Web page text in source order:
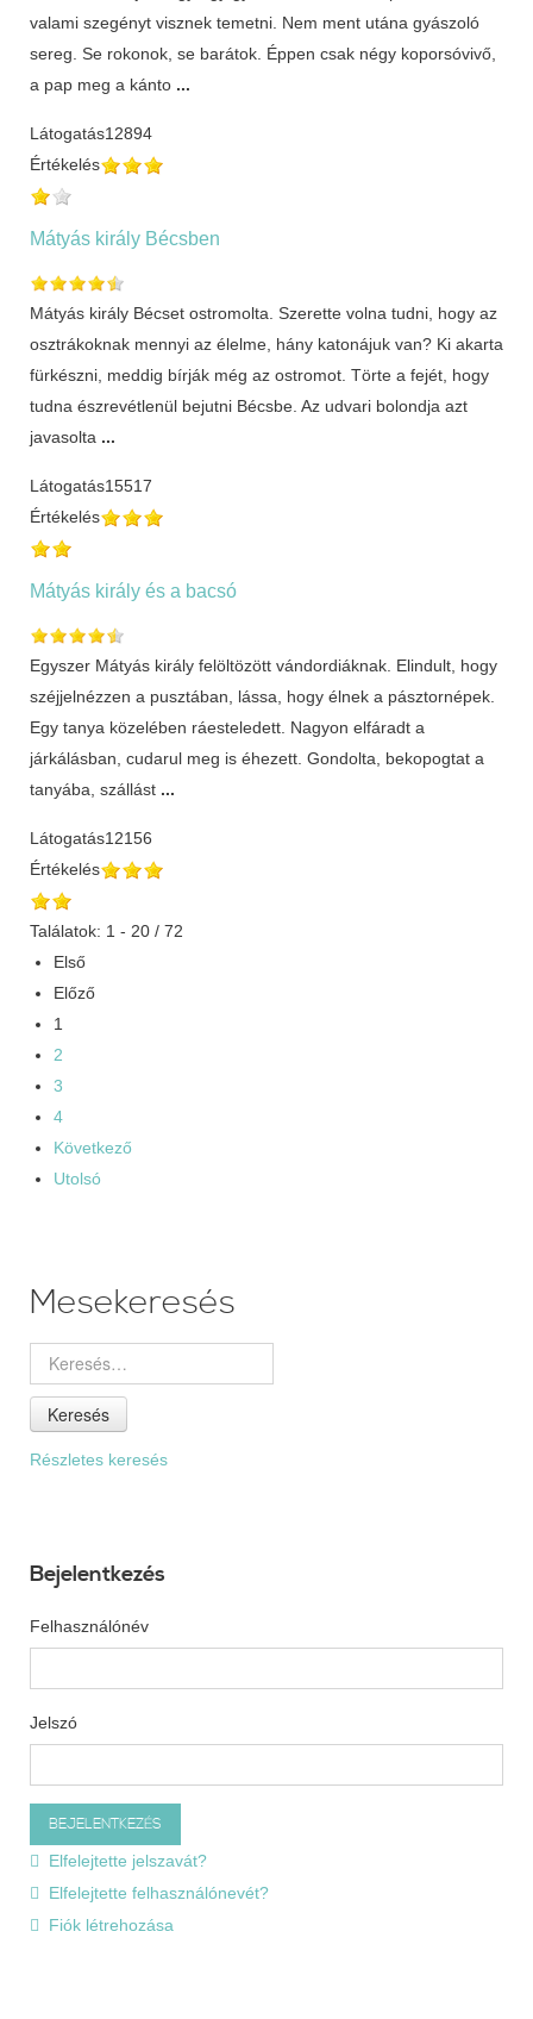
valami szegényt visznek temetni. Nem ment utána gyászoló
sereg. Se rokonok, se barátok. Éppen csak négy koporsóvivő,
a pap meg a kánto ...
Látogatás12894
Értékelés
Mátyás király Bécsben
Mátyás király Bécset ostromolta. Szerette volna tudni, hogy az
osztrákoknak mennyi az élelme, hány katonájuk van? Ki akarta
fürkészni, meddig bírják még az ostromot. Törte a fejét, hogy
tudna észrevétlenül bejutni Bécsbe. Az udvari bolondja azt
javasolta ...
Látogatás15517
Értékelés
Mátyás király és a bacsó
Egyszer Mátyás király felöltözött vándordiáknak. Elindult, hogy
széjjelnézzen a pusztában, lássa, hogy élnek a pásztornépek.
Egy tanya közelében ráesteledett. Nagyon elfáradt a
járkálásban, cudarul meg is éhezett. Gondolta, bekopogtat a
tanyába, szállást ...
Látogatás12156
Értékelés
Találatok: 1 - 20 / 72
Első
Előző
1
2
3
4
Következő
Utolsó
Mesekeresés
Keresés
Részletes keresés
Bejelentkezés
Felhasználónév
Jelszó
Elfelejtette jelszavát?
Elfelejtette felhasználónevét?
Fiók létrehozása